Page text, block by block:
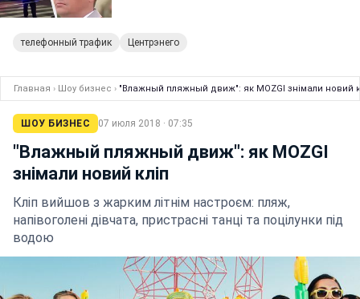
телефонный трафик Центрэнего
Главная › Шоу бизнес › "Влажный пляжный движ": як MOZGI знімали новий
ШОУ БИЗНЕС 07 июля 2018 · 07:35
"Влажный пляжный движ": як MOZGI
знімали новий кліп
Кліп вийшов з жарким літнім настроєм: пляж,
напівоголені дівчата, пристрасні танці та поцілунки під
водою